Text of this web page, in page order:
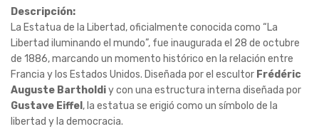
Descripción:
La Estatua de la Libertad, oficialmente conocida como “La
Libertad iluminando el mundo”, fue inaugurada el 28 de octubre
de 1886, marcando un momento histórico en la relación entre
Francia y los Estados Unidos. Diseñada por el escultor Frédéric
Auguste Bartholdiy con una estructura interna diseñada por
Gustave Eiffel , la estatua se erigió como un símbolo de la
libertad y la democracia.